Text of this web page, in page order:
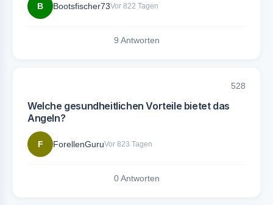
B Bootsfischer73Vor 822 Tagen
9 Antworten
528
Welche gesundheitlichen Vorteile bietet das
Angeln?
F ForellenGuruVor 823 Tagen
0 Antworten